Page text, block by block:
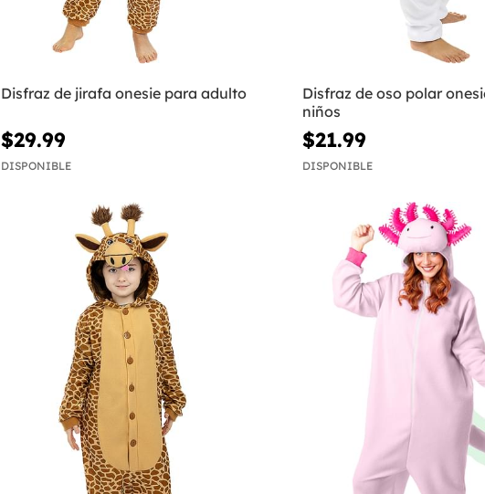
Disfraz de jirafa onesie para adulto
$29.99
DISPONIBLE
Disfraz de oso polar
niños
$21.99
DISPONIBLE